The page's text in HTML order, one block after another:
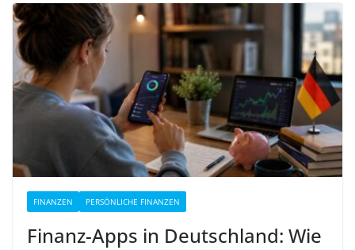
FINANZEN PERSÖNLICHE FINANZEN
Finanz-Apps in Deutschland: Wie